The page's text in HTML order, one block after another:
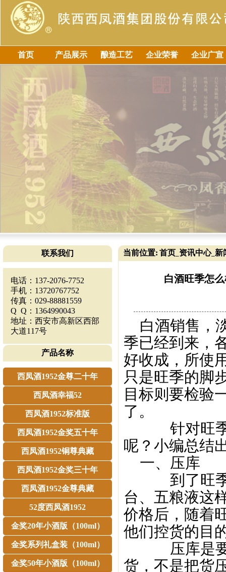
首页 产品展示 酿造工艺 企业荣誉 企业广宣
联系我们
电话：137-2076-7752
手机：13720767752
传真：029-88881559
Q Q：1364990043
地址：西安市高新区西部
大道117号
产品名称
西凤酒1952金尊二十年
西凤酒幸福52
西凤酒1952标准版
西凤酒1952金奖五十年
西凤酒1952铜尊典藏
西凤酒1952金奖三十年
西凤酒1952金尊典藏
52度西凤酒1952
金奖20年小酒版（100ml）
金奖系列礼盒装（100ml）
金奖50年小酒版（100ml）
当前位置: 首页 资讯中心_ 新
白酒旺季怎
白酒销售，
季已经到来，
好收成，所使
只是旺季的脚
目标则要检验
了。
针对旺季的
呢？小编总结
一、压库
到了旺季不
台、五粮液这
价格后，随着
他们控货的目
压库是要压
货，不是把货